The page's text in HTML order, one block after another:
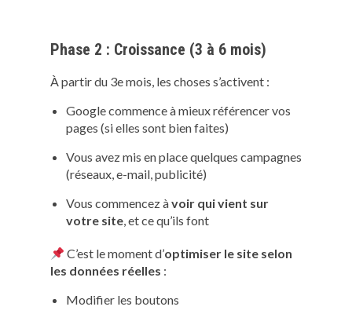
Phase 2 : Croissance (3 à 6 mois)
À partir du 3e mois, les choses s’activent :
Google commence à mieux référencer vos
pages (si elles sont bien faites)
Vous avez mis en place quelques campagnes
(réseaux, e-mail, publicité)
Vous commencez àvoir qui vient sur
votre site, et ce qu’ils font
C’est le moment d’optimiser le site selon
les données réelles :
Modifier les boutons